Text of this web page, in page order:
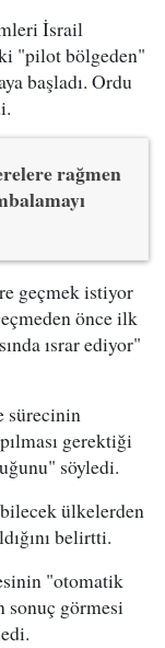
İsrail
"pilot bölgeden"
başladı. Ordu
rağmen
geçmek istiyor
önce ilk
ısrar ediyor"
sürecinin
gerektiği
söyledi.
ülkelerden
belirtti.
"otomatik
sonuç görmesi